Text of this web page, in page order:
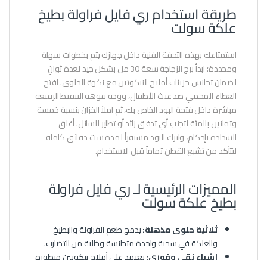
طريقة استخدام ري فايل فراولة بطيخ
علكة سولت
استمتاعك بهذه التحفة الفنية داخل جهازك يتم بخطوات سهلة
ومحددة؛ ابدأ برج الزجاجة سعة 30 مل بشكل جيد لعدة ثوانٍ
لضمان تجانس جزيئات أملاح النيكوتين مع نكهة الحلوى. افتح
الغطاء المحمي ضد عبث الأطفال، ووجه فوهة التنقيط الرفيعة
مباشرة داخل فتحة البود الخاص بك، ثم املأ الخزان بنسبة خمسة
وثمانين بالمئة لتجنب أي تدفق زائد أو تطاير للسائل. أغلق
السدادة بإحكام، واترك البود مستقراً لمدة ست دقائق كاملة
لتتأكد من تشبع القطن تماماً قبل الاستخدام.
المميزات الرئيسية لـ ري فايل فراولة
بطيخ علكة سولت
ثلاثية حلوى مذهلة:يدمج طعم الفراولة والبطيخ
والعلكة في سحبة واحدة متجانسة وخالية من التضارب.